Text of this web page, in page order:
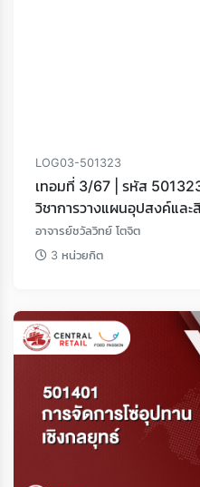
LOG03-501323
เทอมที่ 3/67 | รหัส
วิชาการวางแผนอุปสงค์แล
อาจารย์ชวัลวิทย์ โตจิต
3 หน่วยกิต